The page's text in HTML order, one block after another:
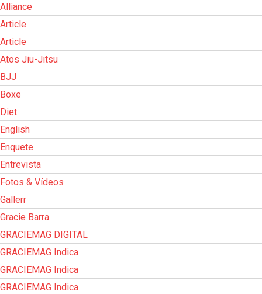
Alliance
Article
Article
Atos Jiu-Jitsu
BJJ
Boxe
Diet
English
Enquete
Entrevista
Fotos & Vídeos
Gallerr
Gracie Barra
GRACIEMAG DIGITAL
GRACIEMAG Indica
GRACIEMAG Indica
GRACIEMAG Indica